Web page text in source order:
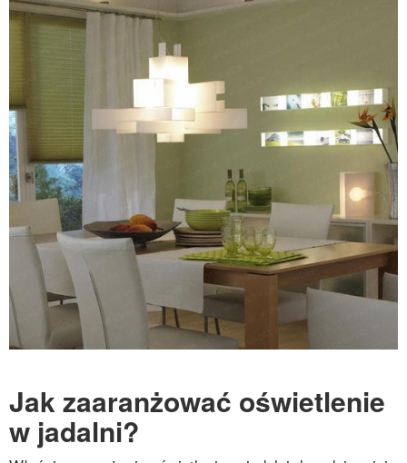
Jak zaaranżować oświetlenie
w jadalni?